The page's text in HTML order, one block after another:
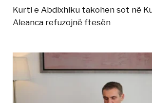
Kurti e Abdixhiku takohen sot në
Aleanca refuzojnë ftesën